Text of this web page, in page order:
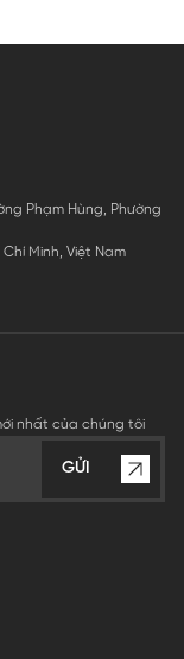
Phạm Hùng, Phường
Minh, Việt Nam
nhất của chúng tôi
GỬI